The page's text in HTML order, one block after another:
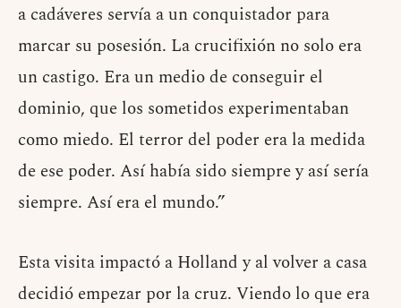
a cadáveres servía a un conquistador para
marcar su posesión. La crucifixión no solo era
un castigo. Era un medio de conseguir el
dominio, que los sometidos experimentaban
como miedo. El terror del poder era la medida
de ese poder. Así había sido siempre y así sería
siempre. Así era el mundo.”
Esta visita impactó a Holland y al volver a casa
decidió empezar por la cruz. Viendo lo que era